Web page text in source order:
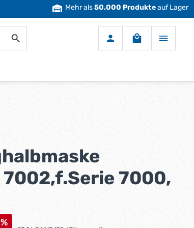
Mehr als50.000 Produkteauf Lager
Warenkorb
7002,f.Serie 7000,
%